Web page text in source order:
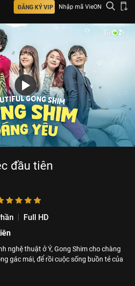
ĐĂNG KÝ VIP Nhập mã VieON
đầu tiên
Full HD
nghệ thuật ở Ý, Gong Shim cho chàng
gác mái, để rồi cuộc sống buồn tẻ của